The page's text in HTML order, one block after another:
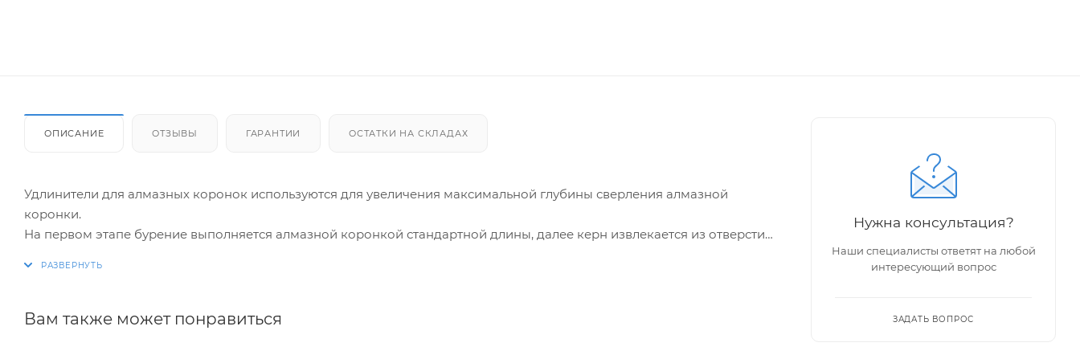
ОПИСАНИЕ ОТЗЫВЫ ГАРАНТИИ ОСТАТКИ НА СКЛАДАХ
Удлинители для алмазных коронок используются для увеличения максимальной глубины сверления алмазной
коронки.
На первом этапе бурение выполняется алмазной коронкой стандартной длины, далее керн извлекается из отверстия,
коронки.
Вам также может понравиться
Нужна консультация?
Наши специалисты ответят на любой
интересующий вопрос
ЗАДАТЬ ВОПРОС